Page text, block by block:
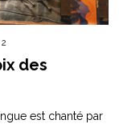
des
est chanté par